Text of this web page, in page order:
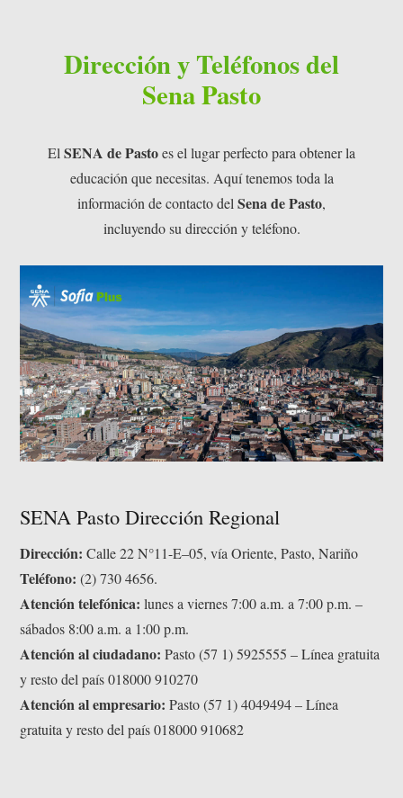
Dirección y Teléfonos del
Sena Pasto
El SENA de Pastoes el lugar perfecto para obtener la
educación que necesitas. Aquí tenemos toda la
información de contacto del Sena de Pasto,
incluyendo su dirección y teléfono.
SENA Pasto Dirección Regional
Dirección: Calle 22 N°11-E–05, vía Oriente, Pasto, Nariño
Teléfono: (2) 730 4656.
Atención telefónica: lunes a viernes 7:00 a.m. a 7:00 p.m. –
sábados 8:00 a.m. a 1:00 p.m.
Atención al ciudadano: Pasto (57 1) 5925555 – Línea gratuita
y resto del país 018000 910270
Atención al empresario: Pasto (57 1) 4049494 – Línea
gratuita y resto del país 018000 910682